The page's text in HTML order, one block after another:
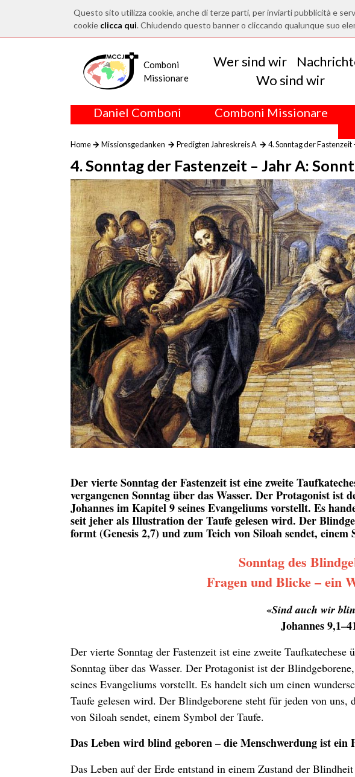
Questo sito utilizza cookie, anche di terze parti, per inviarti pubblicità e
cookie clicca qui. Chiudendo questo banner o cliccando qualunque suo
Comboni
Missionare
Wer sind wir
Wo sind wir
Daniel Comboni Comboni Missionare
Home Missionsgedanken Predigten Jahreskreis A 4. Sonntag der Fastenzeit
4. Sonntag der Fastenzeit – Jahr A:
Der vierte Sonntag der Fastenzeit ist eine zweite
vergangenen Sonntag über das Wasser. Der Protagonist ist
Johannes im Kapitel 9 seines Evangeliums vorstellt. Es
seit jeher als Illustration der Taufe gelesen wird. Der
formt (Genesis 2,7) und zum Teich von Siloah sendet,
Sonntag des
Fragen und Blicke – ein
«Sind auch wir
Johannes
Der vierte Sonntag der Fastenzeit ist eine zweite Taufkatechese
Sonntag über das Wasser. Der Protagonist ist der
seines Evangeliums vorstellt. Es handelt sich um einen
Taufe gelesen wird. Der Blindgeborene steht für jeden von uns,
von Siloah sendet, einem Symbol der Taufe.
Das Leben wird blind geboren – die Menschwerdung ist ein
Das Leben auf der Erde entstand in einem Zustand der